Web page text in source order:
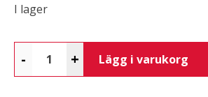
I lager
- + Lägg i varukorg